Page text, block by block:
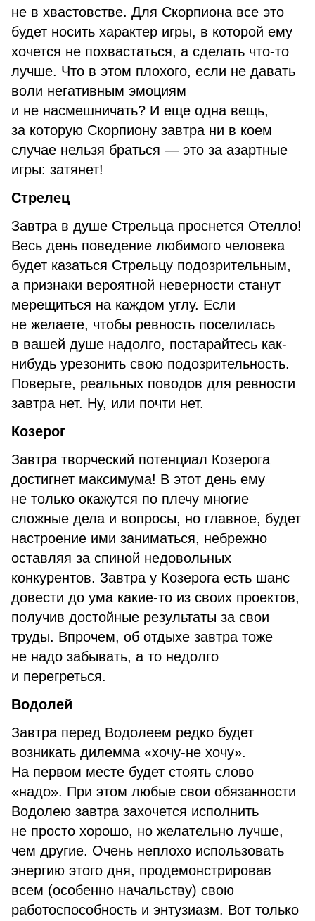
не в хвастовстве. Для Скорпиона все это
будет носить характер игры, в которой ему
хочется не похвастаться, а сделать что-то
лучше. Что в этом плохого, если не давать
воли негативным эмоциям
и не насмешничать? И еще одна вещь,
за которую Скорпиону завтра ни в коем
случае нельзя браться — это за азартные
игры: затянет!
Стрелец
Завтра в душе Стрельца проснется Отелло!
Весь день поведение любимого человека
будет казаться Стрельцу подозрительным,
а признаки вероятной неверности станут
мерещиться на каждом углу. Если
не желаете, чтобы ревность поселилась
в вашей душе надолго, постарайтесь как-
нибудь урезонить свою подозрительность.
Поверьте, реальных поводов для ревности
завтра нет. Ну, или почти нет.
Козерог
Завтра творческий потенциал Козерога
достигнет максимума! В этот день ему
не только окажутся по плечу многие
сложные дела и вопросы, но главное, будет
настроение ими заниматься, небрежно
оставляя за спиной недовольных
конкурентов. Завтра у Козерога есть шанс
довести до ума какие-то из своих проектов,
получив достойные результаты за свои
труды. Впрочем, об отдыхе завтра тоже
не надо забывать, а то недолго
и перегреться.
Водолей
Завтра перед Водолеем редко будет
возникать дилемма «хочу-не хочу».
На первом месте будет стоять слово
«надо». При этом любые свои обязанности
Водолею завтра захочется исполнить
не просто хорошо, но желательно лучше,
чем другие. Очень неплохо использовать
энергию этого дня, продемонстрировав
всем (особенно начальству) свою
работоспособность и энтузиазм. Вот только